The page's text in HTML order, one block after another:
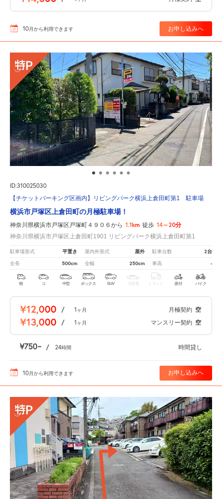
10月 から利用できます お申し込みへ
ID:310025030
【チケットパーキング区画内】リビングパーク横浜上倉田町第1 駐車場
横浜市戸塚区上倉田町の月極駐車場！
神奈川県横浜市戸塚区戸塚町４９０６から 1.1km 徒歩 14～20分
神奈川県横浜市戸塚区上倉田町1901 リビングパーク横浜上倉田町第1
駐車場形式 平置き 屋内外形式 屋外 駐車台数 2台
全長 500cm 全幅 250cm 車高 -
軽 コ 中型 ボックス SUV 大型車 トラック 原付 バイク
¥12,000 / 1ヶ月 月極契約 空
¥13,000 / 1ヶ月 マンスリー契約 空
¥750 / 24時間 時間貸し
10月から利用できます お申し込みへ